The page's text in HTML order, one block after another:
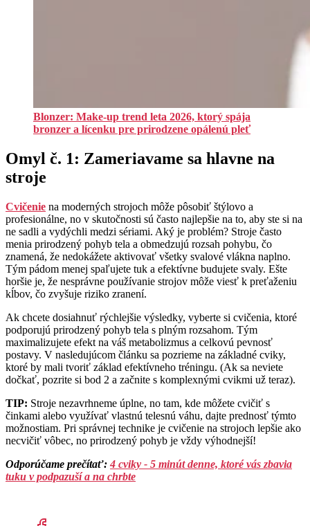
Blonzer: Make-up trend leta 2026, ktorý spája
bronzer a lícenku pre prirodzene opálenú pleť
Omyl č. 1: Zameriavame sa hlavne na
stroje
Cvičenie na moderných strojoch môže pôsobiť štýlovo a
profesionálne, no v skutočnosti sú často najlepšie na to, aby ste si na
ne sadli a vydýchli medzi sériami. Aký je problém? Stroje často
menia prirodzený pohyb tela a obmedzujú rozsah pohybu, čo
znamená, že nedokážete aktivovať všetky svalové vlákna naplno.
Tým pádom menej spaľujete tuk a efektívne budujete svaly. Ešte
horšie je, že nesprávne používanie strojov môže viesť k preťaženiu
kĺbov, čo zvyšuje riziko zranení.
Ak chcete dosiahnuť rýchlejšie výsledky, vyberte si cvičenia, ktoré
podporujú prirodzený pohyb tela s plným rozsahom. Tým
maximalizujete efekt na váš metabolizmus a celkovú pevnosť
postavy. V nasledujúcom článku sa pozrieme na základné cviky,
ktoré by mali tvoriť základ efektívneho tréningu. (Ak sa neviete
dočkať, pozrite si bod 2 a začnite s komplexnými cvikmi už teraz).
TIP: Stroje nezavrhneme úplne, no tam, kde môžete cvičiť s
činkami alebo využívať vlastnú telesnú váhu, dajte prednosť týmto
možnostiam. Pri správnej technike je cvičenie na strojoch lepšie ako
necvičiť vôbec, no prirodzený pohyb je vždy výhodnejší!
Odporúčame prečítať: 4 cviky - 5 minút denne, ktoré vás zbavia
tuku v podpazuší a na chrbte